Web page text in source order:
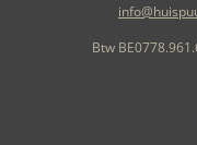
Btw